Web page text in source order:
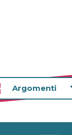
Argomenti